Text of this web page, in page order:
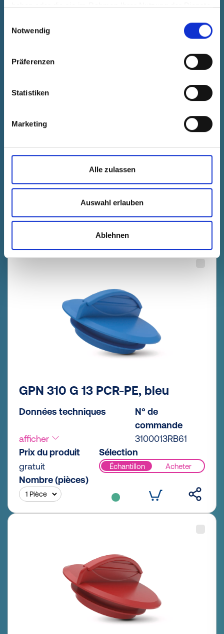
haben oder die sie im Rahmen Ihrer Nutzung der Dienste
Notwendig
Präferenzen
Statistiken
Marketing
Alle zulassen
Auswahl erlauben
Ablehnen
GPN 310 G 11 PE-LD, rouge
Données techniques
N° de
commande
31000110000
Prix du produit
Sélection
Échantillon
Nombre (pièces)
GPN 310 G 13 PCR-PE, bleu
Données techniques
afficher
N° de
commande
3100013RB61
Prix du produit
gratuit
Sélection
Échantillon Acheter
Nombre (pièces)